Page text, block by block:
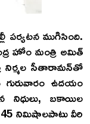
పర్యటన ముగిసింది.
హోం మంత్రి అమిత్
నిర్మల సీతారామన్‌తో
ఉదయం
నిధులు, బకాయిల
45 నిమిషాలపాటు వీరి